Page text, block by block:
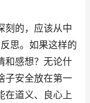
刻的，应该从中
思。如果这样的
和感想？无论什
子安全放在第一
在道义、良心上